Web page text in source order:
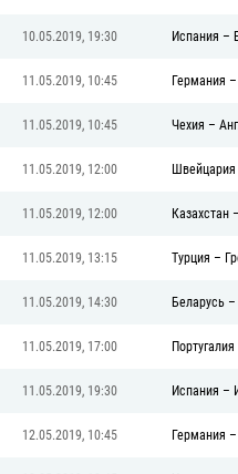
10.05.2019, 19:30 Испания –
11.05.2019, 10:45 Германия –
11.05.2019, 10:45 Чехия –
11.05.2019, 12:00 Швейцария
11.05.2019, 12:00 Казахстан –
11.05.2019, 13:15 Турция –
11.05.2019, 14:30 Беларусь –
11.05.2019, 17:00 Португалия
11.05.2019, 19:30 Испания –
12.05.2019, 10:45 Германия –